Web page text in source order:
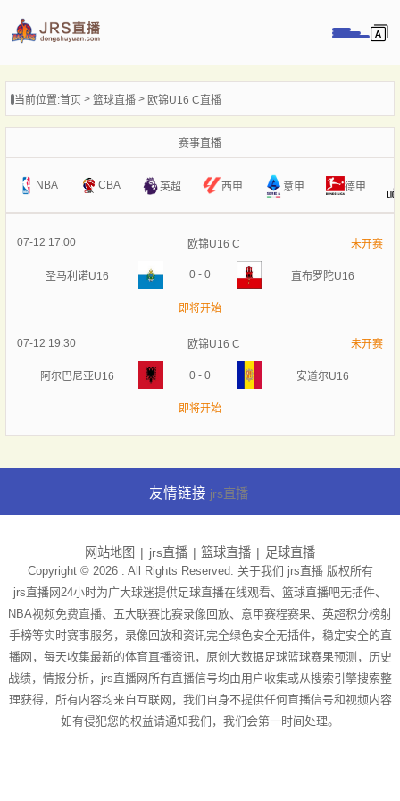
播
像
闻
当前位置:首页 篮球直播 欧锦U16 C直播
赛事直播
NBA CBA 英超 西甲 意甲 德甲
07-12 17:00 欧锦U16 C 未开赛
圣马利诺U16 0 - 0 直布罗陀U16
即将开始
07-12 19:30 欧锦U16 C 未开赛
阿尔巴尼亚U16 0 - 0 安道尔U16
即将开始
友情链接 jrs直播
网站地图 jrs直播 篮球直播 足球直播
Copyright © 2026 . All Rights Reserved. 关于我们 jrs直播版权所有
jrs直播网24小时为广大球迷提供足球直播在线观看、篮球直播吧无插件、
NBA视频免费直播、五大联赛比赛录像回放、意甲赛程赛果、英超积分榜射
手榜等实时赛事服务，录像回放和资讯完全绿色安全无插件，稳定安全的直
播网，每天收集最新的体育直播资讯，原创大数据足球篮球赛果预测，历史
战绩，情报分析，jrs直播网所有直播信号均由用户收集或从搜索引擎搜索整
理获得，所有内容均来自互联网，我们自身不提供任何直播信号和视频内容
如有侵犯您的权益请通知我们，我们会第一时间处理。